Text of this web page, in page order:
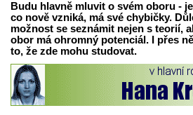
Budu hlavně mluvit o svém oboru -
co nově vzniká, má své chybičky.
možnost se seznámit nejen s teorií,
obor má ohromný potenciál. I přes
to, že zde mohu studovat.